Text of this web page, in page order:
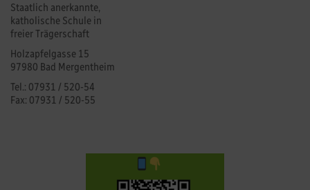
Staatlich anerkannte,
katholische Schule in
freier Trägerschaft
Holzapfelgasse 15
97980 Bad Mergentheim
Tel.: 07931 / 520-54
Fax: 07931 / 520-55